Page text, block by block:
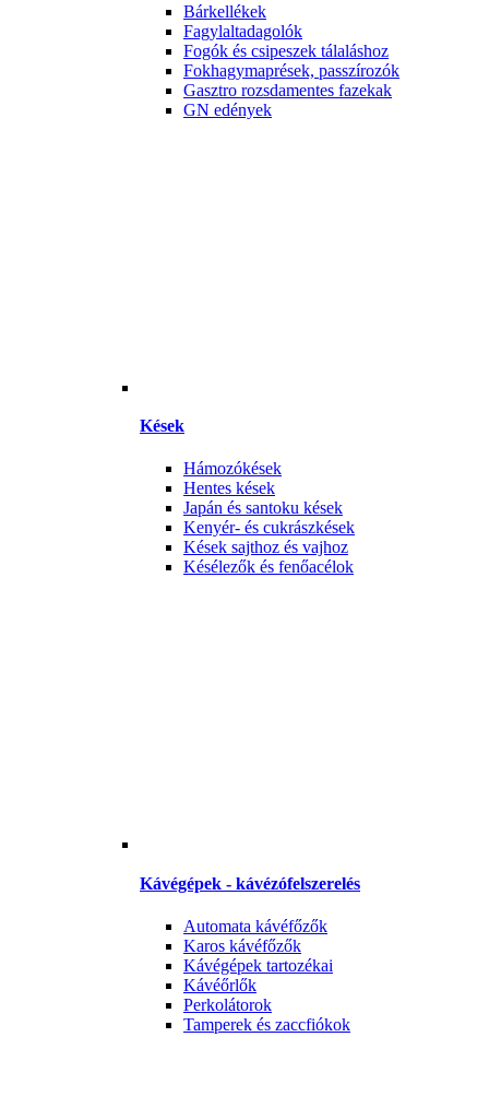
Bárkellékek
Fagylaltadagolók
Fogók és csipeszek tálaláshoz
Fokhagymaprések, passzírozók
Gasztro rozsdamentes fazekak
GN edények
Kések
Hámozókések
Hentes kések
Japán és santoku kések
Kenyér- és cukrászkések
Kések sajthoz és vajhoz
Késélezők és fenőacélok
Kávégépek - kávézófelszerelés
Automata kávéfőzők
Karos kávéfőzők
Kávégépek tartozékai
Kávéőrlők
Perkolátorok
Tamperek és zaccfiókok